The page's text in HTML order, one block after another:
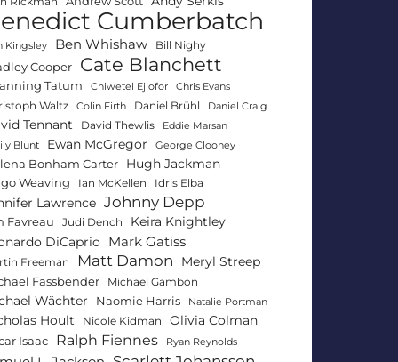
Cumberbatch
Kingsley Ben Whishaw Bill Nighy
Cooper Cate Blanchett
Tatum Chiwetel Ejiofor Chris Evans
Waltz Colin Firth Daniel Brühl Daniel Craig
Tennant David Thewlis
Eddie Marsan
Blunt
Ewan McGregor George Clooney
Bonham Carter Hugh Jackman
Weaving Ian McKellen Idris Elba
Lawrence Johnny Depp
Favreau Judi Dench
Keira Knightley
DiCaprio
Mark Gatiss
Freeman Matt Damon Meryl Streep
Fassbender Michael Gambon
Wächter Naomie Harris Natalie Portman
Hoult Nicole Kidman Olivia Colman
Isaac Ralph Fiennes Ryan Reynolds